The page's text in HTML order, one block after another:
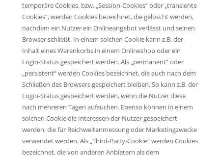
temporäre Cookies, bzw. „Session-Cookies“ oder „transiente
Cookies“, werden Cookies bezeichnet, die gelöscht werden,
nachdem ein Nutzer ein Onlineangebot verlässt und seinen
Browser schließt. In einem solchen Cookie kann z.B. der
Inhalt eines Warenkorbs in einem Onlineshop oder ein
Login-Status gespeichert werden. Als „permanent“ oder
„persistent“ werden Cookies bezeichnet, die auch nach dem
Schließen des Browsers gespeichert bleiben. So kann z.B. der
Login-Status gespeichert werden, wenn die Nutzer diese
nach mehreren Tagen aufsuchen. Ebenso können in einem
solchen Cookie die Interessen der Nutzer gespeichert
werden, die für Reichweitenmessung oder Marketingzwecke
verwendet werden. Als „Third-Party-Cookie“ werden Cookies
bezeichnet, die von anderen Anbietern als dem